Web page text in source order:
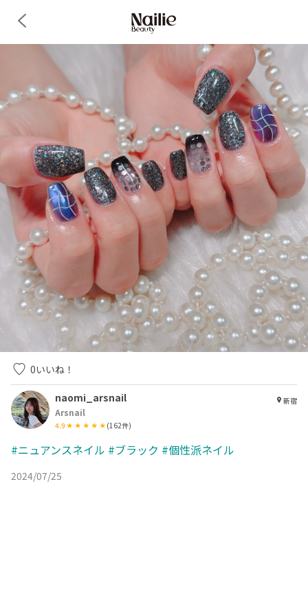
0いいね！
naomi_arsnail
Arsnail
4.9 (162件)
新宿
#ニュアンスネイル #ブラック #個性派ネイル
2024/07/25